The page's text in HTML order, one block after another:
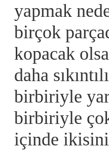
yapmak
birçok
kopacak
daha
birbiriyle
birbiriyle
içinde